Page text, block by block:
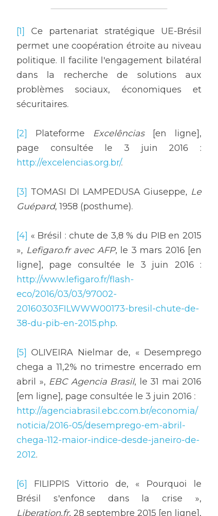
[1]
Ce partenariat stratégique UE-Brésil
permet une coopération étroite au niveau
politique. Il facilite l'engagement bilatéral
dans la recherche de solutions aux
problèmes sociaux, économiques et
sécuritaires.
[2] Plateforme Excelências [en ligne],
http://excelencias.org.br/.
[3] TOMASI DI LAMPEDUSA Giuseppe, Le
Guépard, 1958 (posthume).
[4] « Brésil : chute de 3,8 % du PIB en 2015
», Lefigaro.fr avec AFP, le 3 mars 2016 [en
http://www.lefigaro.fr/flash-
eco/2016/03/03/97002-
20160303FILWWW00173-bresil-chute-de-
38-du-pib-en-2015.php.
[5] OLIVEIRA Nielmar de, « Desemprego
chega a 11,2% no trimestre encerrado em
abril », EBC Agencia Brasil, le 31 mai 2016
[em ligne], page consultée le 3 juin 2016 :
http://agenciabrasil.ebc.com.br/economia/
noticia/2016-05/desemprego-em-abril-
chega-112-maior-indice-desde-janeiro-de-
2012.
[6]
FILIPPIS Vittorio de, « Pourquoi le
Liberation.fr, 28 septembre 2015 [en ligne],